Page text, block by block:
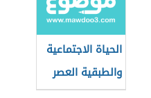
الحياة الاجتماعية
والطبقية العصر